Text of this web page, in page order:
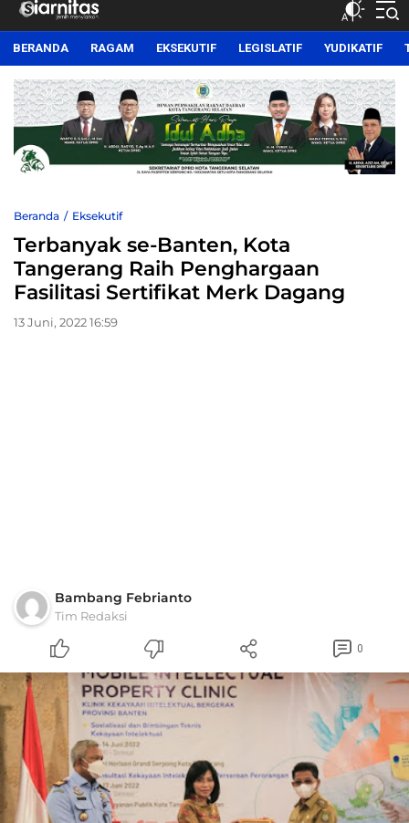
siarnitas
Jernih Menyiarkan
BERANDA RAGAM EKSEKUTIF LEGISLATIF YUDIKATIF
Beranda Eksekutif
Terbanyak se-Banten, Kota
Tangerang Raih Penghargaan
Fasilitasi Sertifikat Merk Dagang
13 Juni, 2022 16:59
Bambang Febrianto
Tim Redaksi
0